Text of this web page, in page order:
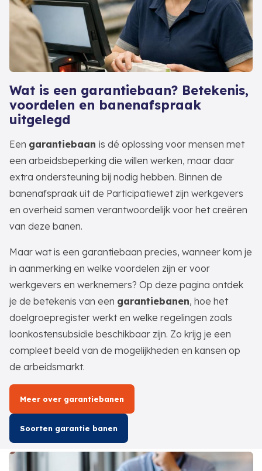
Wat is een garantiebaan? Betekenis,
voordelen en banenafspraak
uitgelegd
Een garantiebaan is dé oplossing voor mensen met
een arbeidsbeperking die willen werken, maar daar
extra ondersteuning bij nodig hebben. Binnen de
banenafspraak uit de Participatiewet zijn werkgevers
en overheid samen verantwoordelijk voor het creëren
van deze banen.
Maar wat is een garantiebaan precies, wanneer kom je
in aanmerking en welke voordelen zijn er voor
werkgevers en werknemers? Op deze pagina ontdek
je de betekenis van een garantiebanen, hoe het
doelgroepregister werkt en welke regelingen zoals
loonkostensubsidie beschikbaar zijn. Zo krijg je een
compleet beeld van de mogelijkheden en kansen op
de arbeidsmarkt.
Meer over garantiebanen
Soorten garantie banen